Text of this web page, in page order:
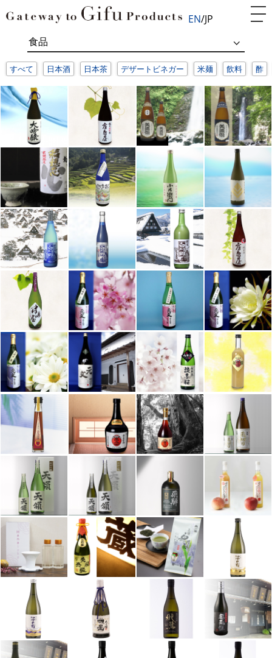
EN JP
すべて 日本酒 日本茶 デザートビネガー 米麺 飲料 酢